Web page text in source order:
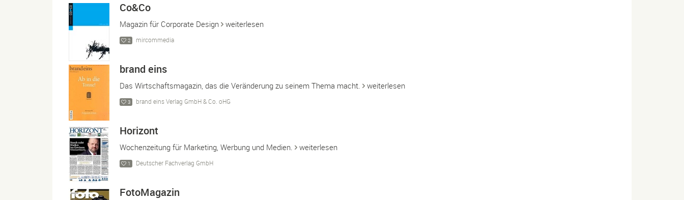
Co&Co
Magazin für Corporate Design weiterlesen
2 mircommedia
brand eins
Das Wirtschaftsmagazin, das die Veränderung zu seinem Thema macht. weiterlesen
3 brand eins Verlag GmbH & Co. oHG
Horizont
Wochenzeitung für Marketing, Werbung und Medien. weiterlesen
1 Deutscher Fachverlag GmbH
FotoMagazin